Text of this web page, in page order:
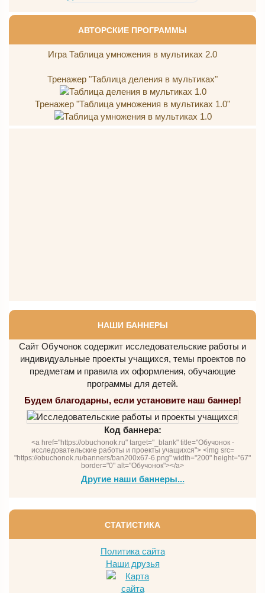
АВТОРСКИЕ ПРОГРАММЫ
Игра Таблица умножения в мультиках 2.0
Тренажер "Таблица деления в мультиках"
Тренажер "Таблица умножения в мультиках 1.0"
НАШИ БАННЕРЫ
Сайт Обучонок содержит исследовательские работы и
индивидуальные проекты учащихся, темы проектов по
предметам и правила их оформления, обучающие
программы для детей.
Будем благодарны, если установите наш баннер!
Код баннера:
<a href="https://obuchonok.ru" target="_blank" title="Обучонок -
исследовательские работы и проекты учащихся"> <img src=
"https://obuchonok.ru/banners/ban200x67-6.png" width="200" height="67"
border="0" alt="Обучонок"></a>
Другие наши баннеры...
СТАТИСТИКА
Политика сайта
Наши друзья